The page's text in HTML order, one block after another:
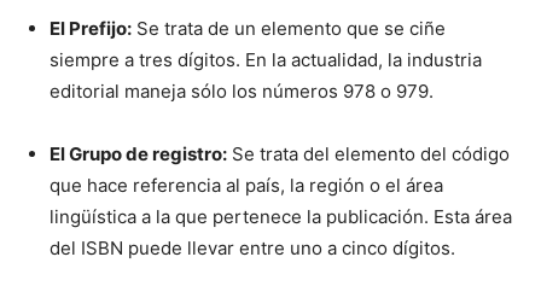
El Prefijo: Se trata de un elemento que se ciñe
siempre a tres dígitos. En la actualidad, la industria
editorial maneja sólo los números 978 o 979.
El Grupo de registro: Se trata del elemento del código
que hace referencia al país, la región o el área
lingüística a la que pertenece la publicación. Esta área
del ISBN puede llevar entre uno a cinco dígitos.